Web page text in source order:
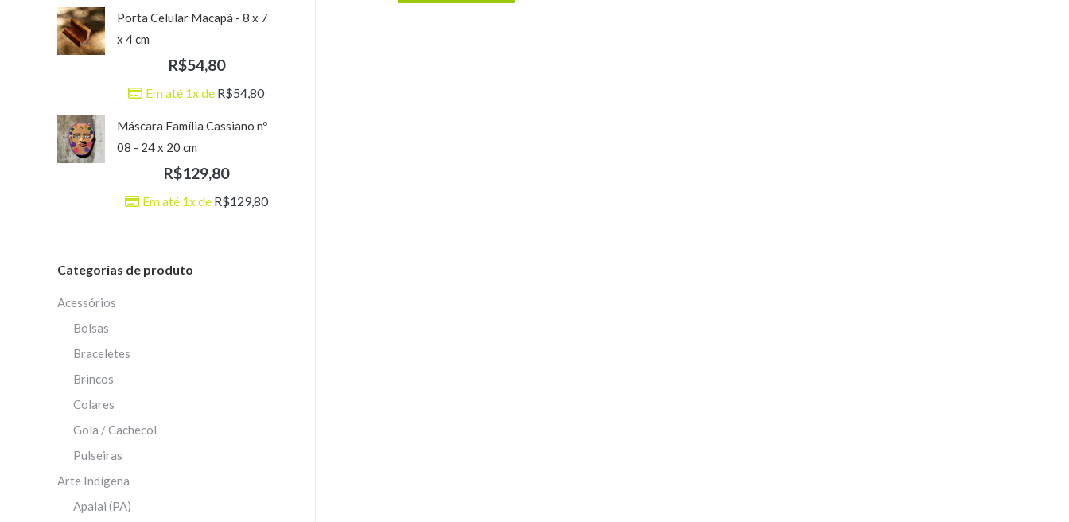
Porta Celular Macapá - 8 x 7
x 4 cm
R$54,80
Em até 1x de R$54,80
Máscara Família Cassiano nº
08 - 24 x 20 cm
R$129,80
Em até 1x de R$129,80
Categorias de produto
Acessórios
Bolsas
Braceletes
Brincos
Colares
Gola / Cachecol
Pulseiras
Arte Indígena
Apalai (PA)